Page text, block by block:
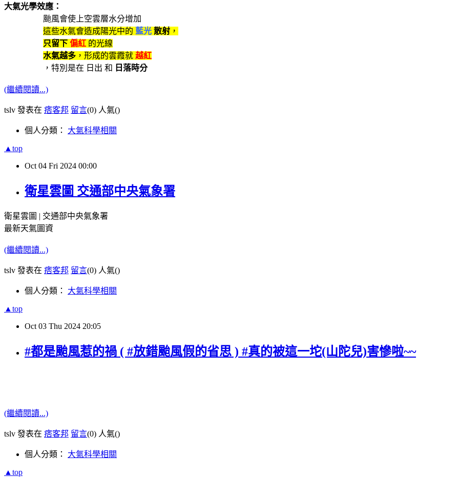
大氣光學效應：
颱風會使上空雲層水分增加
這些水氣會造成陽光中的 藍光 散射 ，
只留下 偏紅 的光線
水氣越多 ，形成的雲霞就 越紅
，特別是在 日出 和 日落時分
(繼續閱讀...)
tslv 發表在 痞客邦 留言(0) 人氣()
個人分類： 大氣科學相關
▲top
Oct 04 Fri 2024 00:00
衛星雲圖 交通部中央氣象署
衛星雲圖 | 交通部中央氣象署
最新天氣圖資
(繼續閱讀...)
tslv 發表在 痞客邦 留言(0) 人氣()
個人分類： 大氣科學相關
▲top
Oct 03 Thu 2024 20:05
#都是颱風惹的禍 ( #放錯颱風假的省思 ) #真的被這一坨(山陀兒)害慘啦~~
(繼續閱讀...)
tslv 發表在 痞客邦 留言(0) 人氣()
個人分類： 大氣科學相關
▲top